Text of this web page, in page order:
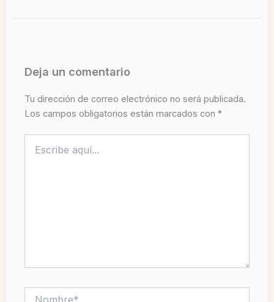
Deja un comentario
Tu dirección de correo electrónico no será publicada.
Los campos obligatorios están marcados con *
aquí...